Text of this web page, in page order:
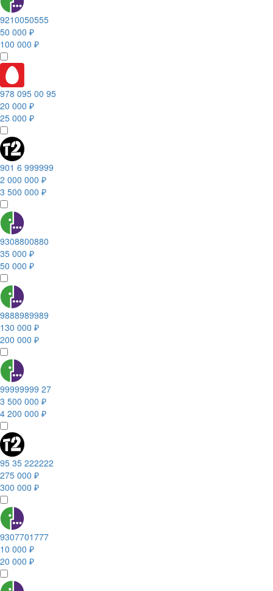
9210050555
50 000 ₽
100 000 ₽
978 095 00 95
20 000 ₽
25 000 ₽
901 6 999999
2 000 000 ₽
3 500 000 ₽
9308800880
35 000 ₽
50 000 ₽
9888989989
130 000 ₽
200 000 ₽
99999999 27
3 500 000 ₽
4 200 000 ₽
95 35 222222
275 000 ₽
300 000 ₽
9307701777
10 000 ₽
20 000 ₽